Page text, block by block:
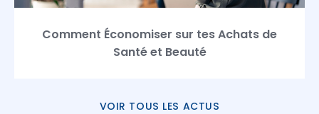
Comment Économiser sur tes Achats de
Santé et Beauté
VOIR TOUS LES ACTUS